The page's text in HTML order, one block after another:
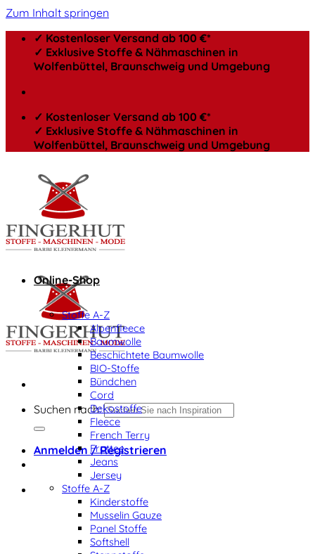
Zum Inhalt springen
✓ Kostenloser Versand ab 100 €*
✓ Exklusive Stoffe & Nähmaschinen in
Wolfenbüttel, Braunschweig und Umgebung
✓ Kostenloser Versand ab 100 €*
✓ Exklusive Stoffe & Nähmaschinen in
Wolfenbüttel, Braunschweig und Umgebung
Suchen nach:
Anmelden / Registrieren
Online-Shop
Stoffe A-Z
Alpenfleece
Baumwolle
Beschichtete Baumwolle
BIO-Stoffe
Bündchen
Cord
Dekostoffe
Fleece
French Terry
Frottee
Jeans
Jersey
Stoffe A-Z
Kinderstoffe
Musselin Gauze
Panel Stoffe
Softshell